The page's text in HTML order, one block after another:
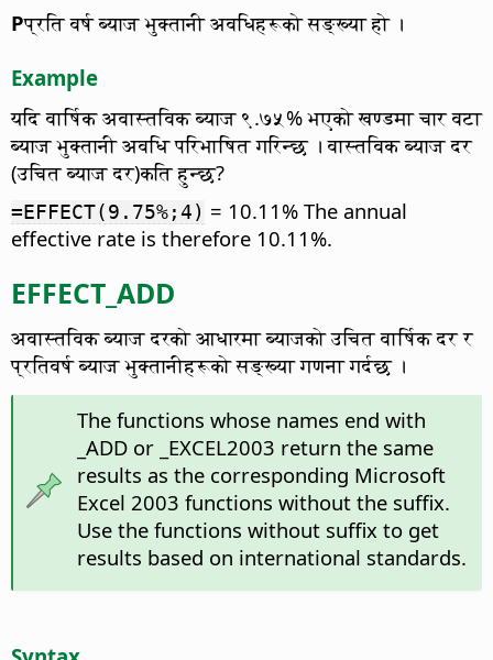
Pप्रति वर्ष ब्याज भुक्तानी अवधिहरूको सङ्ख्या हो ।
Example
यदि वार्षिक अवास्तविक ब्याज ९.७५% भएको खण्डमा चार वटा
ब्याज भुक्तानी अवधि परिभाषित गरिन्छ । वास्तविक ब्याज दर
(उचित ब्याज दर)कति हुन्छ?
=EFFECT(9.75%;4) = 10.11% The annual
effective rate is therefore 10.11%.
EFFECT_ADD
अवास्तविक ब्याज दरको आधारमा ब्याजको उचित वार्षिक दर र
प्रतिवर्ष ब्याज भुक्तानीहरूको सङ्ख्या गणना गर्दछ ।
The functions whose names end with
_ADD or _EXCEL2003 return the same
results as the corresponding Microsoft
Excel 2003 functions without the suffix.
Use the functions without suffix to get
results based on international standards.